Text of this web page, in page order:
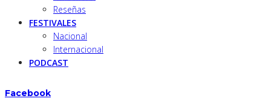
Reseñas
FESTIVALES
Nacional
Internacional
PODCAST
Facebook